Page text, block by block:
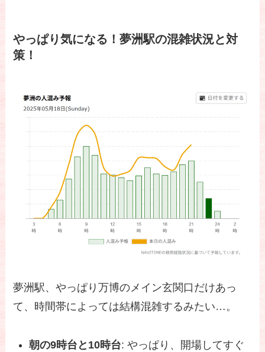
やっぱり気になる！夢洲駅の混雑状況と対
策！
夢洲駅、やっぱり万博のメイン玄関口だけあっ
て、時間帯によっては結構混雑するみたい…。
朝の9時台と10時台: やっぱり、開場してすぐ